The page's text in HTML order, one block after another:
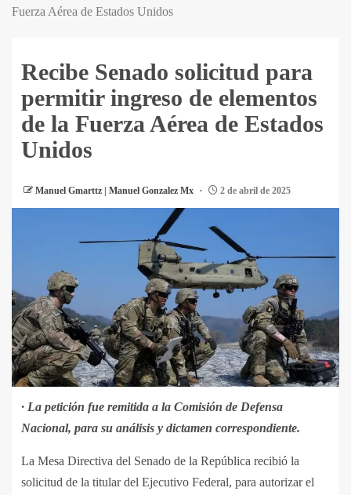
Fuerza Aérea de Estados Unidos
Recibe Senado solicitud para
permitir ingreso de elementos
de la Fuerza Aérea de Estados
Unidos
Manuel Gmarttz | Manuel Gonzalez Mx 2 de abril de 2025
· La petición fue remitida a la Comisión de Defensa
Nacional, para su análisis y dictamen correspondiente.
La Mesa Directiva del Senado de la República recibió la
solicitud de la titular del Ejecutivo Federal, para autorizar el